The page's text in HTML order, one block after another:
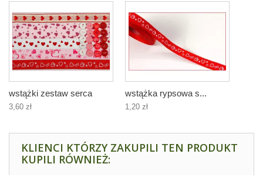
wstążki zestaw serca
3,60 zł
wstążka rypsowa s...
1,20 zł
KLIENCI KTÓRZY ZAKUPILI TEN PRODUKT
KUPILI RÓWNIEŻ: